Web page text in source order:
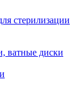
стерилизации
ватные диски